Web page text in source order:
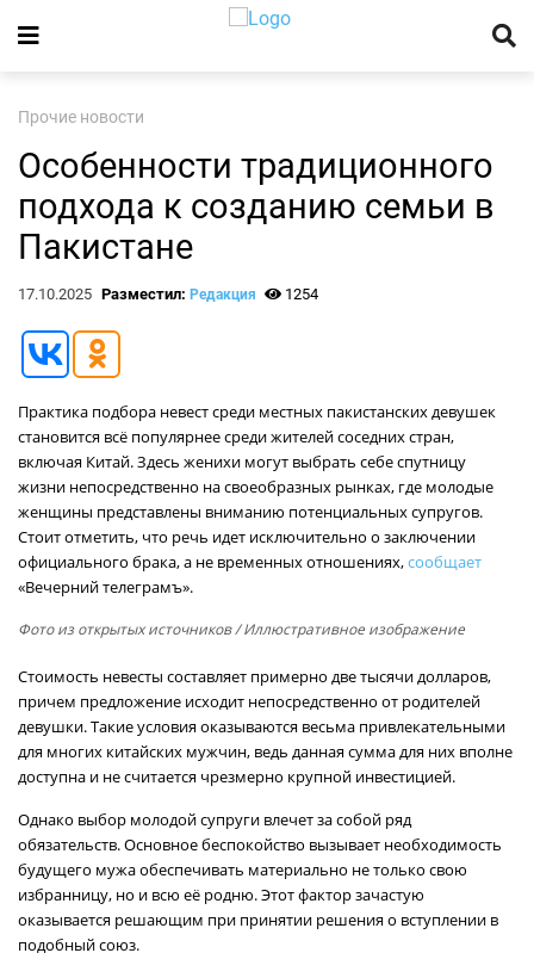
Прочие новости
Особенности традиционного
подхода к созданию семьи в
Пакистане
17.10.2025 Разместил: Редакция 1254
Практика подбора невест среди местных пакистанских девушек
становится всё популярнее среди жителей соседних стран,
включая Китай. Здесь женихи могут выбрать себе спутницу
жизни непосредственно на своеобразных рынках, где молодые
женщины представлены вниманию потенциальных супругов.
Стоит отметить, что речь идет исключительно о заключении
официального брака, а не временных отношениях,сообщает
«Вечерний телеграмъ».
Фото из открытых источников/ Иллюстративное изображение
Стоимость невесты составляет примерно две тысячи долларов,
причем предложение исходит непосредственно от родителей
девушки. Такие условия оказываются весьма привлекательными
для многих китайских мужчин, ведь данная сумма для них вполне
доступна и не считается чрезмерно крупной инвестицией.
Однако выбор молодой супруги влечет за собой ряд
обязательств. Основное беспокойство вызывает необходимость
будущего мужа обеспечивать материально не только свою
избранницу, но и всю её родню. Этот фактор зачастую
оказывается решающим при принятии решения о вступлении в
подобный союз.